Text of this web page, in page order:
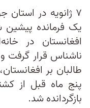
۷ ژانویه در
یک فرمانده پیشین
افغانستان در
ناشناس قرار گرفت
طالبان بر
پنج ماه قبل از
بازگردانده شد.